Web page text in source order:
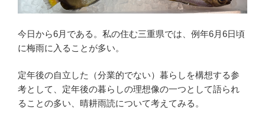
今日から6月である。私の住む三重県では、例年6月6日頃
に梅雨に入ることが多い。
定年後の自立した（分業的でない）暮らしを構想する参
考として、定年後の暮らしの理想像の一つとして語られ
ることの多い、晴耕雨読について考えてみる。